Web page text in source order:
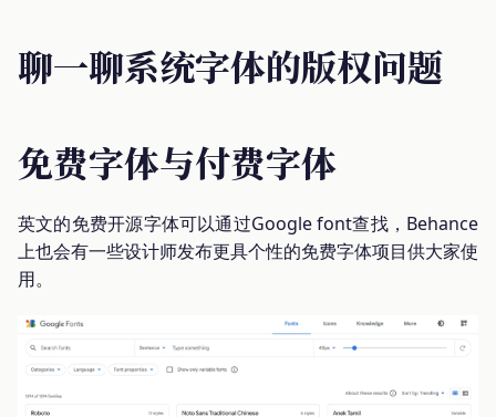
聊一聊系统字体的版权问题
免费字体与付费字体
英文的免费开源字体可以通过Google font查找，Behance
上也会有一些设计师发布更具个性的免费字体项目供大家使
用。